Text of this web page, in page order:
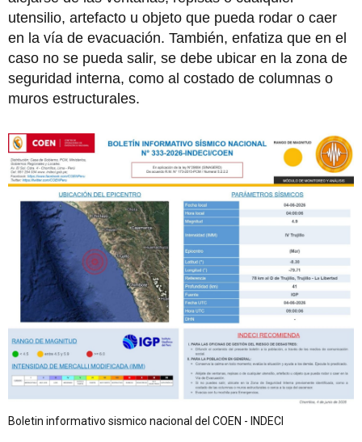
utensilio, artefacto u objeto que pueda rodar o caer
en la vía de evacuación. También, enfatiza que en el
caso no se pueda salir, se debe ubicar en la zona de
seguridad interna, como al costado de columnas o
muros estructurales.
Boletin informativo sismico nacional del COEN - INDECI